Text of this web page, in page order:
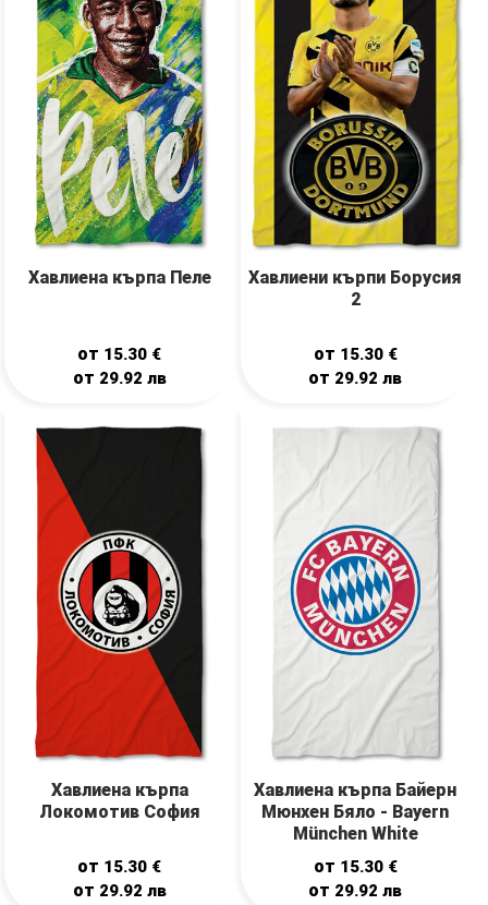
Хавлиена кърпа Пеле
от 15.30 €
от 29.92 лв
Хавлиени кърпи Борусия
2
от 15.30 €
от 29.92лв
Хавлиена кърпа
Локомотив София
от 15.30 €
от 29.92 лв
Хавлиена кърпа Байерн
Мюнхен Бяло - Bayern
München White
от 15.30 €
от 29.92лв